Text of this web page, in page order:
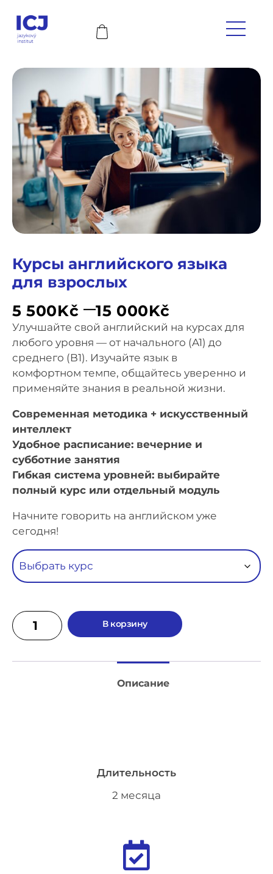
Курсы английского языка
для взрослых
5 500Kč –15 000Kč
Улучшайте свой английский на курсах для
любого уровня — от начального (A1) до
среднего (B1). Изучайте язык в
комфортном темпе, общайтесь уверенно и
применяйте знания в реальной жизни.
Современная методика + искусственный
интеллект
Удобное расписание: вечерние и
субботние занятия
Гибкая система уровней: выбирайте
полный курс или отдельный модуль
Начните говорить на английском уже
сегодня!
В корзину
Описание
Длительность
2 месяца